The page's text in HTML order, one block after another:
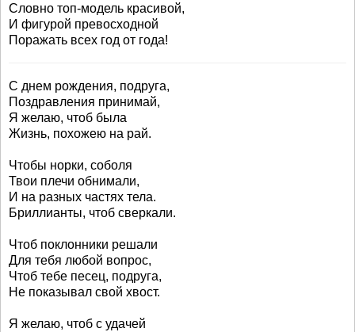
Словно топ-модель красивой,
И фигурой превосходной
Поражать всех год от года!
С днем рождения, подруга,
Поздравления принимай,
Я желаю, чтоб была
Жизнь, похожею на рай.
Чтобы норки, соболя
Твои плечи обнимали,
И на разных частях тела.
Бриллианты, чтоб сверкали.
Чтоб поклонники решали
Для тебя любой вопрос,
Чтоб тебе песец, подруга,
Не показывал свой хвост.
Я желаю, чтоб с удачей